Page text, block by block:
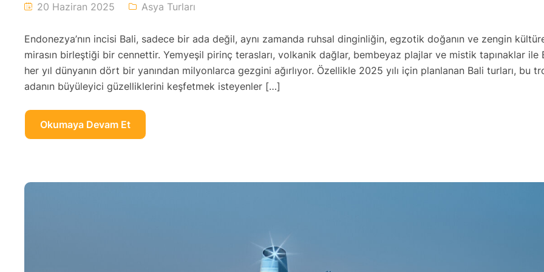
20 Haziran 2025 Asya Turları
Endonezya’nın incisi Bali, sadece bir ada değil, aynı zamanda ruhsal dinginliğin, egzotik doğanın ve zengin
mirasın birleştiği bir cennettir. Yemyeşil pirinç terasları, volkanik dağlar, bembeyaz plajlar ve mistik tapınaklar ile
her yıl dünyanın dört bir yanından milyonlarca gezgini ağırlıyor. Özellikle 2025 yılı için planlanan Bali turları, bu
adanın büyüleyici güzelliklerini keşfetmek isteyenler […]
Okumaya Devam Et